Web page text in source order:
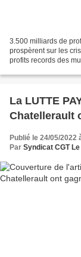
3.500 milliards de
prospèrent sur les
profits records des
La LUTTE
Chatellerault
Publié le 24/05/2022
Par Syndicat CGT